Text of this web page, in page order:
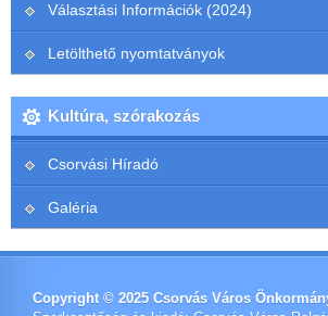
Választási Információk (2024)
Letölthető nyomtatványok
Kultúra, szórakozás
Csorvási Híradó
Galéria
Copyright © 2025 Csorvás Város